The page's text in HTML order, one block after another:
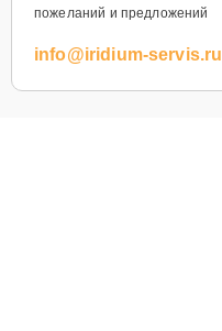
пожеланий и предложений
info@iridium-servis.ru